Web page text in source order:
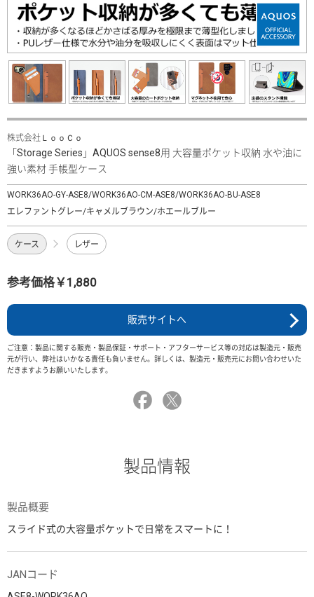
株式会社ＬｏｏＣｏ
「Storage Series」AQUOS sense8用 大容量ポケット収納 水や油に
強い素材 手帳型ケース
WORK36AO-GY-ASE8/WORK36AO-CM-ASE8/WORK36AO-BU-ASE8
エレファントグレー/キャメルブラウン/ホエールブルー
ケース レザー
参考価格￥1,880
販売サイトへ
ご注意：製品に関する販売・製品保証・サポート・アフターサービス等の対応は製造元・販売
元が行い、弊社はいかなる責任も負いません。詳しくは、製造元・販売元にお問い合わせいた
だきますようお願いいたします。
製品情報
製品概要
スライド式の大容量ポケットで日常をスマートに！
JANコード